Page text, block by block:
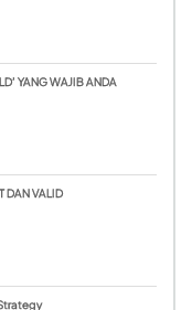
YANG WAJIB ANDA
DAN VALID